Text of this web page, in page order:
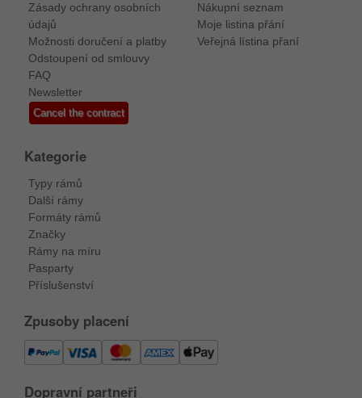
Zásady ochrany osobních
údajů
Možnosti doručení a platby
Odstoupení od smlouvy
FAQ
Newsletter
Cancel the contract
Nákupní seznam
Moje listina přání
Veřejná lístina přaní
Kategorie
Typy rámů
Další rámy
Formáty rámů
Značky
Rámy na míru
Pasparty
Příslušenství
Zpusoby placení
Dopravní partneři